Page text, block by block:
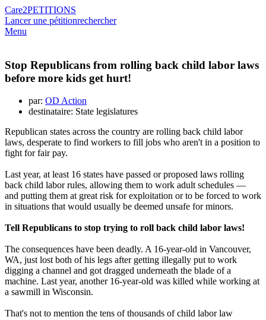
Care2PETITIONS
Lancer une pétitionrechercher
Menu
Stop Republicans from rolling back child labor laws
before more kids get hurt!
par: OD Action
destinataire: State legislatures
Republican states across the country are rolling back child labor
laws, desperate to find workers to fill jobs who aren't in a position to
fight for fair pay.
Last year, at least 16 states have passed or proposed laws rolling
back child labor rules, allowing them to work adult schedules —
and putting them at great risk for exploitation or to be forced to work
in situations that would usually be deemed unsafe for minors.
Tell Republicans to stop trying to roll back child labor laws!
The consequences have been deadly. A 16-year-old in Vancouver,
WA, just lost both of his legs after getting illegally put to work
digging a channel and got dragged underneath the blade of a
machine. Last year, another 16-year-old was killed while working at
a sawmill in Wisconsin.
That's not to mention the tens of thousands of child labor law